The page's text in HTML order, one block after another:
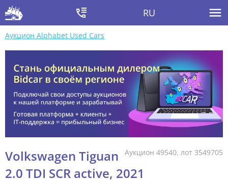
RU
Аукцион Alphabet Used Cars
Аукцион 49540, лот 3549705
Volkswagen Tiguan
2.0 TDI SCR active, 2021